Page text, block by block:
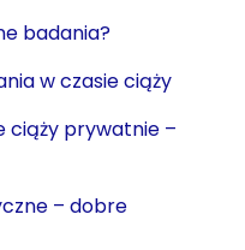
badania?
w czasie ciąży
ciąży prywatnie –
– dobre